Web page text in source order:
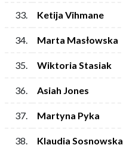
33. Ketija Vihmane
34. Marta Masłowska
35. Wiktoria Stasiak
36. Asiah Jones
37. Martyna Pyka
38. Klaudia Sosnowska
33. Ketija Vihmane
34. Marta Masłowska
35. Wiktoria Stasiak
36. Asiah Jones
37. Martyna Pyka
38. Klaudia Sosnowska